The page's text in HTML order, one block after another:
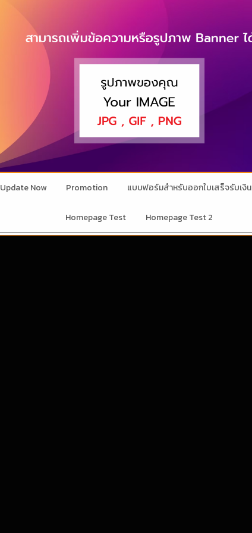
Update Now Promotion แบบฟอร์มสำหรับออกใบเสร็จรับเงิน
Homepage Test Homepage Test 2